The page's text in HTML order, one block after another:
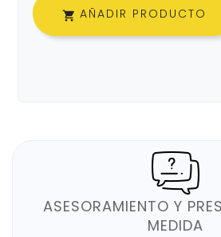
 AÑADIR PRODUCTO
ASESORAMIENTO Y
MEDIDA